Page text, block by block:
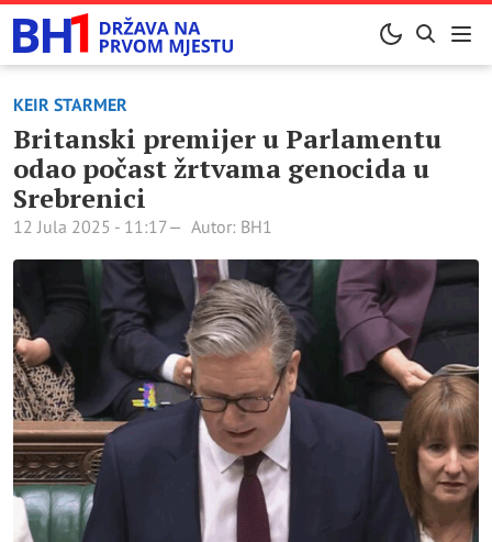
KEIR STARMER
Britanski premijer u Parlamentu
odao počast žrtvama genocida u
Srebrenici
12 Jula 2025 - 11:17 Autor: BH1